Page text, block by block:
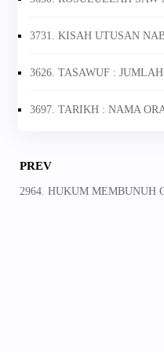
3731. KISAH UTUSAN
3626. TASAWUF :
3697. TARIKH : NAMA
PREV
2964. HUKUM MEMBUNUH